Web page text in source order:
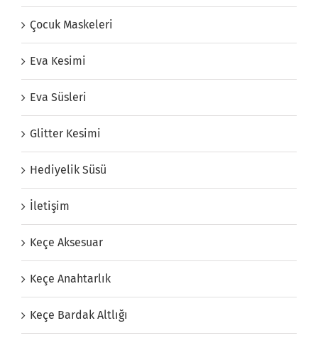
Çocuk Maskeleri
Eva Kesimi
Eva Süsleri
Glitter Kesimi
Hediyelik Süsü
İletişim
Keçe Aksesuar
Keçe Anahtarlık
Keçe Bardak Altlığı